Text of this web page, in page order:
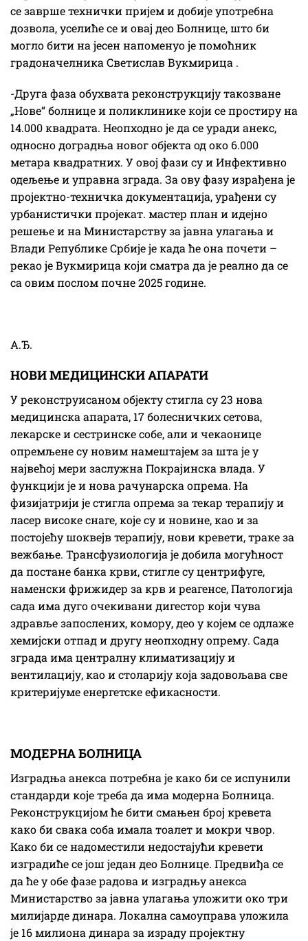
се заврше технички пријем и добије употребна
дозвола, уселиће се и овај део Болнице, што би
могло бити на јесен напоменуо је помоћник
градоначелника Светислав Вукмирица .
-Друга фаза обухвата реконструкцију такозване
„Нове“ болнице и поликлинике који се простиру на
14.000 квадрата. Неопходно је да се уради анекс,
односно доградња новог објекта од око 6.000
метара квадратних. У овој фази су и Инфективно
одељење и управна зграда. За ову фазу израђена је
пројектно-техничка документација, урађени су
урбанистички пројекат. мастер план и идејно
решење и на Министарству за јавна улагања и
Влади Републике Србије је када ће она почети –
рекао је Вукмирица који сматра да је реално да се
са овим послом почне 2025 године.
А.Ђ.
НОВИ МЕДИЦИНСКИ АПАРАТИ
У реконструисаном објекту стигла су 23 нова
медицинска апарата, 17 болесничких сетова,
лекарске и сестринске собе, али и чекаонице
опремљене су новим намештајем за шта је у
највећој мери заслужна Покрајинска влада. У
функцији је и нова рачунарска опрема. На
физијатрији је стигла опрема за текар терапију и
ласер високе снаге, које су и новине, као и за
постојећу шоквејв терапију, нови кревети, траке за
вежбање. Трансфузиологија је добила могућност
да постане банка крви, стигле су центрифуге,
наменски фрижидер за крв и реагенсе, Патологија
сада има дуго очекивани дигестор који чува
здравље запослених, комору, део у којем се одлаже
хемијски отпад и другу неопходну опрему. Сада
зграда има централну климатизацију и
вентилацију, као и столарију која задовољава све
критеријуме енергетске ефикасности.
МОДЕРНА БОЛНИЦА
Изградња анекса потребна је како би се испунили
стандарди које треба да има модерна Болница.
Реконструкцијом ће бити смањен број кревета
како би свака соба имала тоалет и мокри чвор.
Како би се надоместили недостајући кревети
изградиће се још један део Болнице. Предвиђа се
да ће у обе фазе радова и изградњу анекса
Министарство за јавна улагања уложити око три
милијарде динара. Локална самоуправа уложила
је 16 милиона динара за израду пројектну